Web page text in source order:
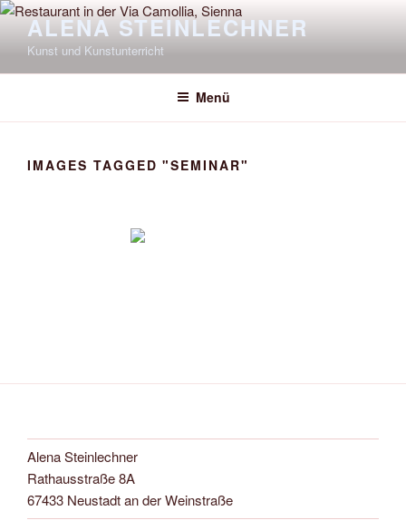
Zum
Inhalt
springen
ALENA STEINLECHNER
Kunst und Kunstunterricht
Menü
IMAGES TAGGED "SEMINAR"
Alena Steinlechner
Rathausstraße 8A
67433 Neustadt an der Weinstraße